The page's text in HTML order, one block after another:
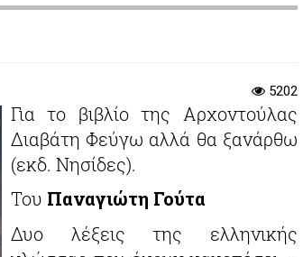
5202
Για το βιβλίο της Αρχοντούλας
Διαβάτη Φεύγω αλλά θα ξανάρθω
(εκδ. Νησίδες).
Του Παναγιώτη Γούτα
Δυο λέξεις της ελληνικής